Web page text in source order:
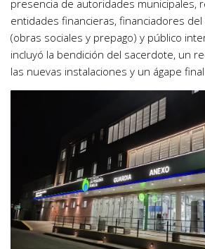
presencia de autoridades municipales,
entidades financieras, financiadores
(obras sociales y prepago) y público
incluyó la bendición del sacerdote, un
las nuevas instalaciones y un ágape